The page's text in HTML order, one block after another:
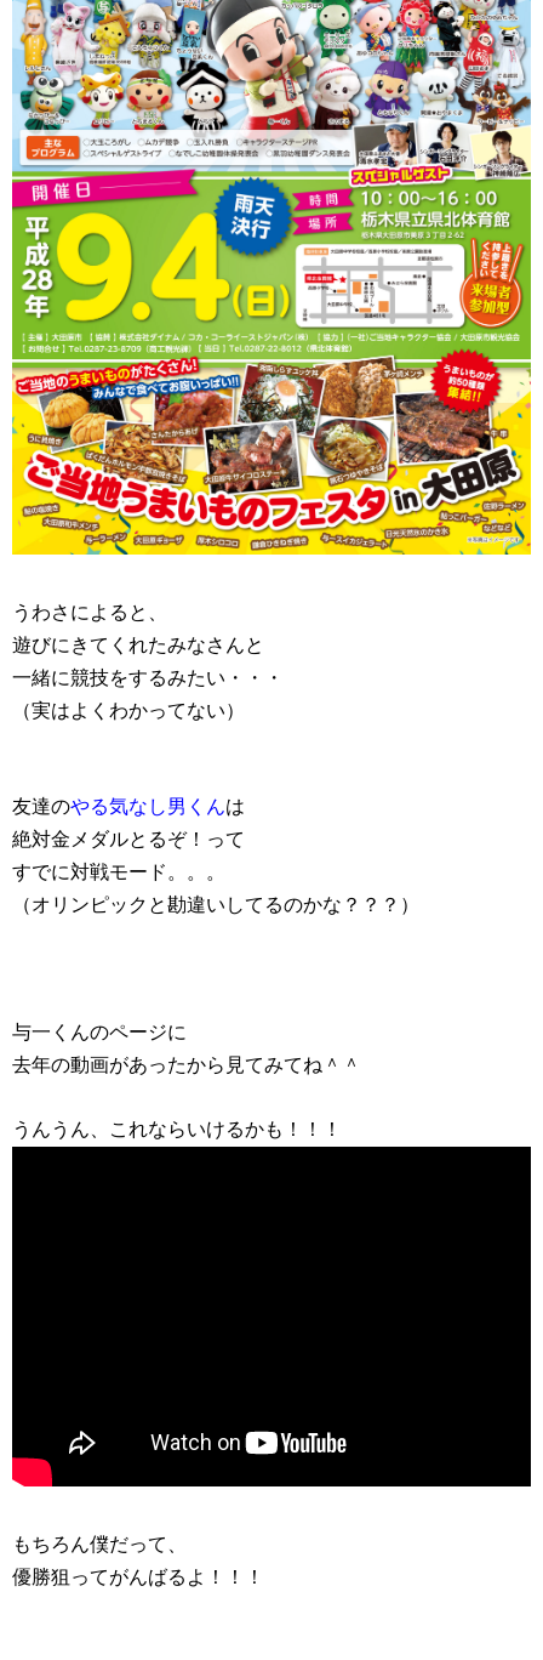
うわさによると、
遊びにきてくれたみなさんと
一緒に競技をするみたい・・・
（実はよくわかってない）
友達のやる気なし男くんは
絶対金メダルとるぞ！って
すでに対戦モード。。。
（オリンピックと勘違いしてるのかな？？？）
与一くんのページに
去年の動画があったから見てみてね＾＾
うんうん、これならいけるかも！！！
もちろん僕だって、
優勝狙ってがんばるよ！！！